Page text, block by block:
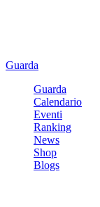
Guarda
Guarda
Calendario
Eventi
Ranking
News
Shop
Blogs